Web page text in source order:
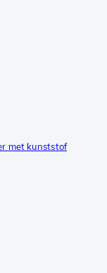
met kunststof